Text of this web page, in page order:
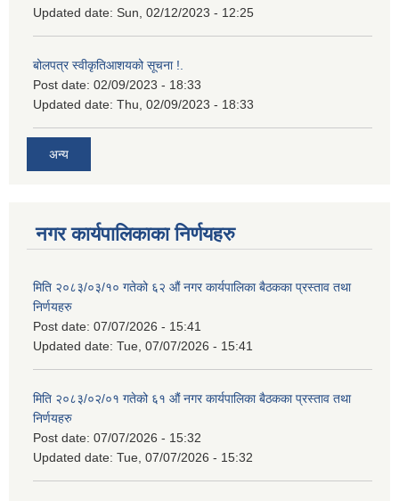
Updated date: Sun, 02/12/2023 - 12:25
बोलपत्र स्वीकृतिआशयको सूचना !.
Post date: 02/09/2023 - 18:33
Updated date: Thu, 02/09/2023 - 18:33
अन्य
नगर कार्यपालिकाका निर्णयहरु
मिति २०८३/०३/१० गतेको ६२ औं नगर कार्यपालिका बैठकका प्रस्ताव तथा
निर्णयहरु
Post date: 07/07/2026 - 15:41
Updated date: Tue, 07/07/2026 - 15:41
मिति २०८३/०२/०१ गतेको ६१ औं नगर कार्यपालिका बैठकका प्रस्ताव तथा
निर्णयहरु
Post date: 07/07/2026 - 15:32
Updated date: Tue, 07/07/2026 - 15:32